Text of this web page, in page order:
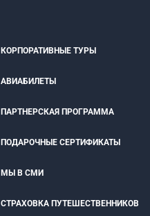
КОРПОРАТИВНЫЕ ТУРЫ
АВИАБИЛЕТЫ
ПАРТНЕРСКАЯ ПРОГРАММА
ПОДАРОЧНЫЕ СЕРТИФИКАТЫ
МЫ В СМИ
СТРАХОВКА ПУТЕШЕСТВЕННИКОВ